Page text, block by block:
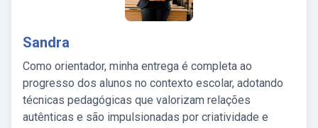
Sandra
Como orientador, minha entrega é completa ao
progresso dos alunos no contexto escolar, adotando
técnicas pedagógicas que valorizam relações
autênticas e são impulsionadas por criatividade e